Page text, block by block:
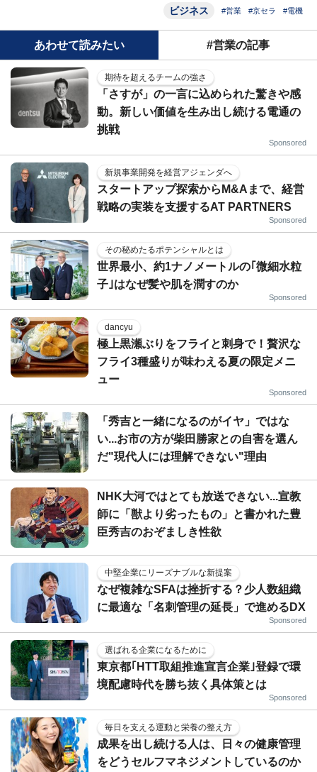
ビジネス #営業 #京セラ #電機
あわせて読みたい #営業の記事
期待を超えるチームの強さ
「さすが」の一言に込められた驚きや感
動。新しい価値を生み出し続ける電通の
挑戦
Sponsored
新規事業開発を経営アジェンダへ
スタートアップ探索からM&Aまで、経営
戦略の実装を支援するAT PARTNERS
Sponsored
その秘めたるポテンシャルとは
世界最小、約1ナノメートルの｢微細水粒
子｣はなぜ髪や肌を潤すのか
Sponsored
dancyu
極上黒瀬ぶりをフライと刺身で！贅沢な
フライ3種盛りが味わえる夏の限定メニ
ュー
Sponsored
「秀吉と一緒になるのがイヤ」ではな
い...お市の方が柴田勝家との自害を選ん
だ"現代人には理解できない"理由
NHK大河ではとても放送できない...宣教
師に「獣より劣ったもの」と書かれた豊
臣秀吉のおぞましき性欲
中堅企業にリーズナブルな新提案
なぜ複雑なSFAは挫折する？少人数組織
に最適な「名刺管理の延長」で進めるDX
Sponsored
選ばれる企業になるために
東京都｢HTT取組推進宣言企業｣登録で環
境配慮時代を勝ち抜く具体策とは
Sponsored
毎日を支える運動と栄養の整え方
成果を出し続ける人は、日々の健康管理
をどうセルフマネジメントしているのか